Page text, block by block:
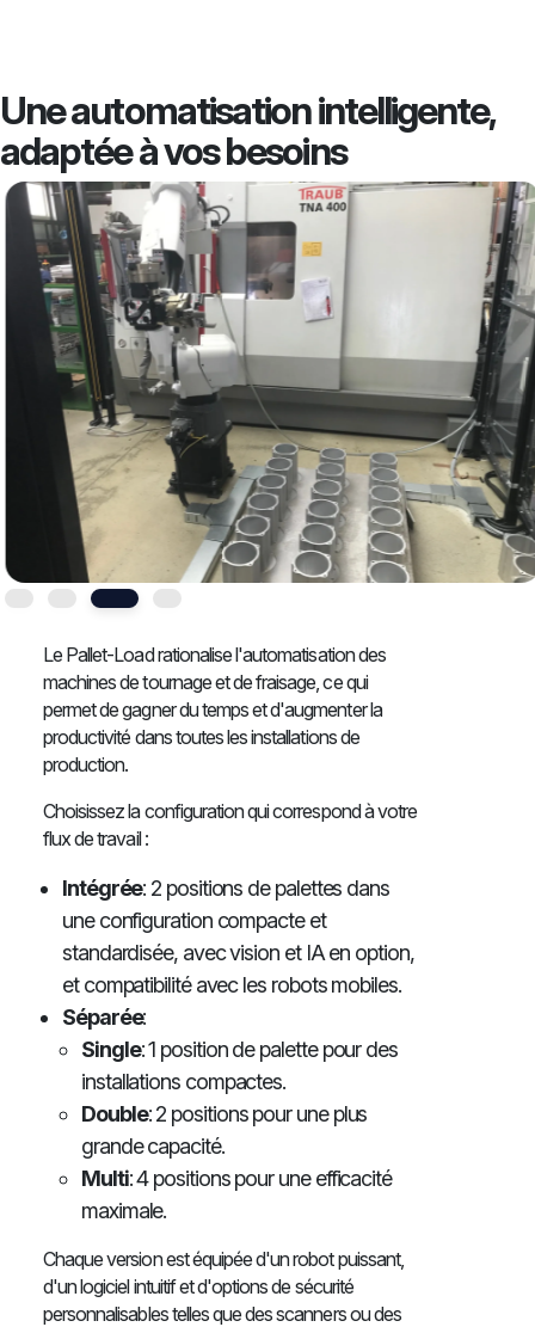
Une automatisation intelligente,
adaptée à vos besoins
Le Pallet-Load rationalise l'automatisation des
machines de tournage et de fraisage, ce qui
permet de gagner du temps et d'augmenter la
productivité dans toutes les installations de
production.
Choisissez la configuration qui correspond à votre
flux de travail :
Intégrée: 2 positions de palettes dans
une configuration compacte et
standardisée, avec vision et IA en option,
et compatibilité avec les robots mobiles.
Séparée:
Single: 1 position de palette pour des
installations compactes.
Double: 2 positions pour une plus
grande capacité.
Multi: 4 positions pour une efficacité
maximale.
Chaque version est équipée d'un robot puissant,
d'un logiciel intuitif et d'options de sécurité
personnalisables telles que des scanners ou des